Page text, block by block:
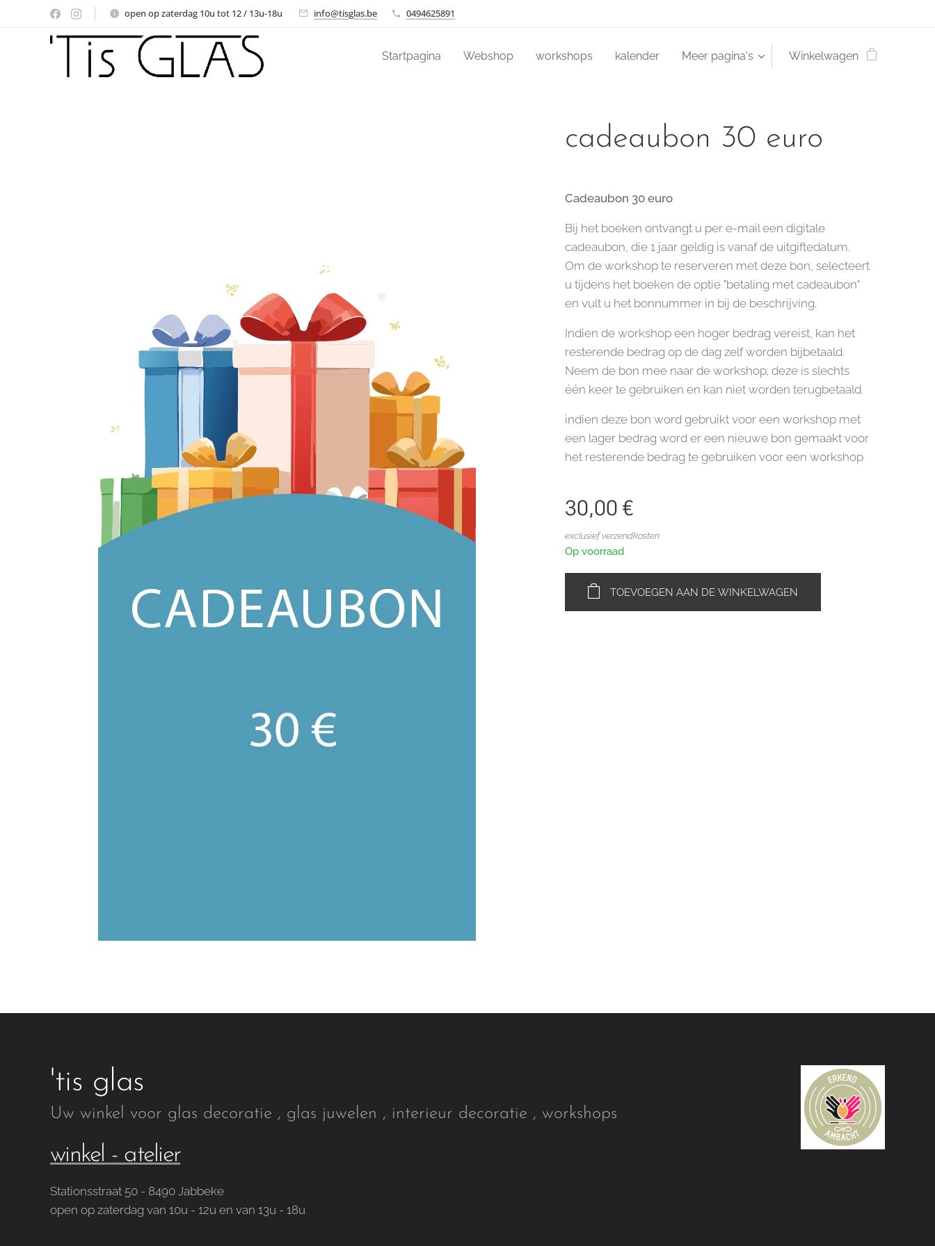
open op zaterdag 10u tot 12 / 13u-18u info@tisglas.be 0494625891
Startpagina Webshop workshops kalender Meer pagina's Winkelwagen
cadeaubon 30 euro
Cadeaubon 30 euro
Bij het boeken ontvangt u per e-mail een digitale
cadeaubon, die 1 jaar geldig is vanaf de uitgiftedatum.
Om de workshop te reserveren met deze bon, selecteert
u tijdens het boeken de optie "betaling met cadeaubon"
en vult u het bonnummer in bij de beschrijving.
Indien de workshop een hoger bedrag vereist, kan het
resterende bedrag op de dag zelf worden bijbetaald.
Neem de bon mee naar de workshop; deze is slechts
één keer te gebruiken en kan niet worden terugbetaald.
indien deze bon word gebruikt voor een workshop met
een lager bedrag word er een nieuwe bon gemaakt voor
het resterende bedrag te gebruiken voor een workshop
30,00 €
exclusief verzendkosten
Op voorraad
TOEVOEGEN AAN DE WINKELWAGEN
'tis glas
Uw winkel voor glas decoratie , glas juwelen , interieur decoratie , workshops
winkel - atelier
Stationsstraat 50 - 8490 Jabbeke
open op zaterdag van 10u - 12u en van 13u - 18u